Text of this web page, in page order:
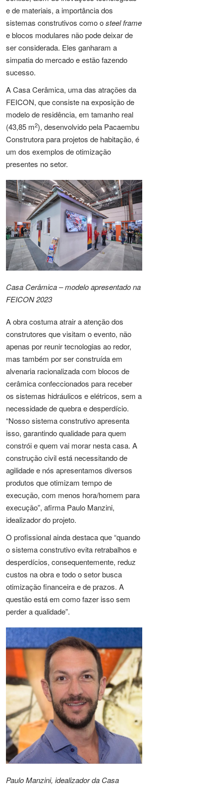
e de materiais, a importância dos
sistemas construtivos como osteel frame
e blocos modulares não pode deixar de
ser considerada. Eles ganharam a
simpatia do mercado e estão fazendo
sucesso.
A Casa Cerâmica, uma das atrações da
FEICON, que consiste na exposição de
modelo de residência, em tamanho real
(43,85 m2), desenvolvido pela Pacaembu
Construtora para projetos de habitação, é
um dos exemplos de otimização
presentes no setor.
Casa Cerâmica – modelo apresentado na
FEICON 2023
A obra costuma atrair a atenção dos
construtores que visitam o evento, não
apenas por reunir tecnologias ao redor,
mas também por ser construída em
alvenaria racionalizada com blocos de
cerâmica confeccionados para receber
os sistemas hidráulicos e elétricos, sem a
necessidade de quebra e desperdício.
“Nosso sistema construtivo apresenta
isso, garantindo qualidade para quem
constrói e quem vai morar nesta casa. A
construção civil está necessitando de
agilidade e nós apresentamos diversos
produtos que otimizam tempo de
execução, com menos hora/homem para
execução”, afirma Paulo Manzini,
idealizador do projeto.
O profissional ainda destaca que “quando
o sistema construtivo evita retrabalhos e
desperdícios, consequentemente, reduz
custos na obra e todo o setor busca
otimização financeira e de prazos. A
questão está em como fazer isso sem
perder a qualidade”.
Paulo Manzini, idealizador da Casa